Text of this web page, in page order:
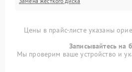
Цены в прайс-листе указаны
Записывайтесь на
Мы проверим ваше устройство и